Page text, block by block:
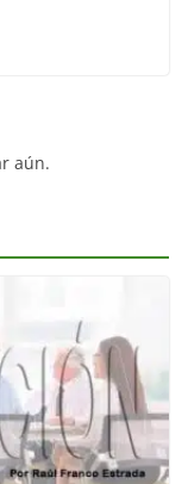
aún.